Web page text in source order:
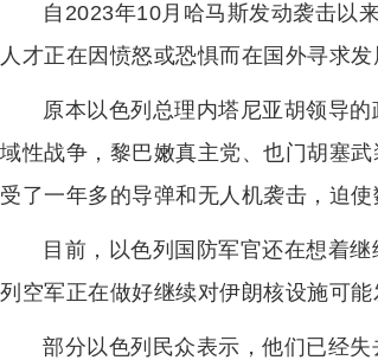
自2023年10月哈马斯发动袭击以
人才正在因愤怒或恐惧而在国外寻求发
原本以色列总理内塔尼亚胡领导
域性战争，黎巴嫩真主党、也门胡塞
受了一年多的导弹和无人机袭击，迫使
目前，以色列国防军官还在想着
列空军正在做好继续对伊朗核设施可能
部分以色列民众表示，他们已经